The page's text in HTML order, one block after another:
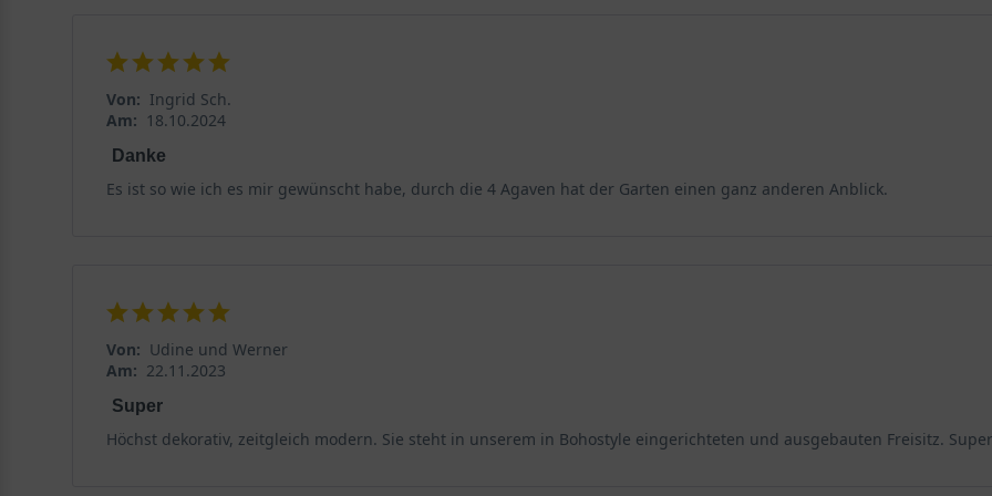
Von: Ingrid Sch.
Am: 18.10.2024
Danke
Es ist so wie ich es mir gewünscht habe, durch die 4 Agaven hat der Garten einen ganz anderen Anblick.
Von: Udine und Werner
Am: 22.11.2023
Super
Höchst dekorativ, zeitgleich modern. Sie steht in unserem in Bohostyle eingerichteten und ausgebauten Freisitz.